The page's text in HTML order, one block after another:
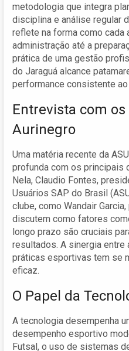
metodologia que integra
disciplina e análise regular
reflete na forma como
administração até a
prática de uma gestão
do Jaraguá alcance
performance consistente
Entrevista com
Aurinegro
Uma matéria recente da
profunda com os principais
Nela, Claudio Fontes,
Usuários SAP do Brasil
clube, como Wandair
discutem como fatores
longo prazo são cruciais
resultados. A sinergia entre
práticas esportivas tem se
eficaz.
O Papel da
A tecnologia desempenha
desempenho esportivo
Futsal, o uso de sistemas